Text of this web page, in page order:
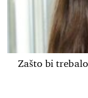
Zašto bi